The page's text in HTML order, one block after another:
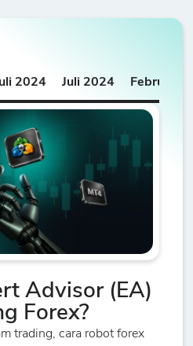
2024 Juli 2024 Februari
Advisor (EA)
Forex?
trading, cara robot forex